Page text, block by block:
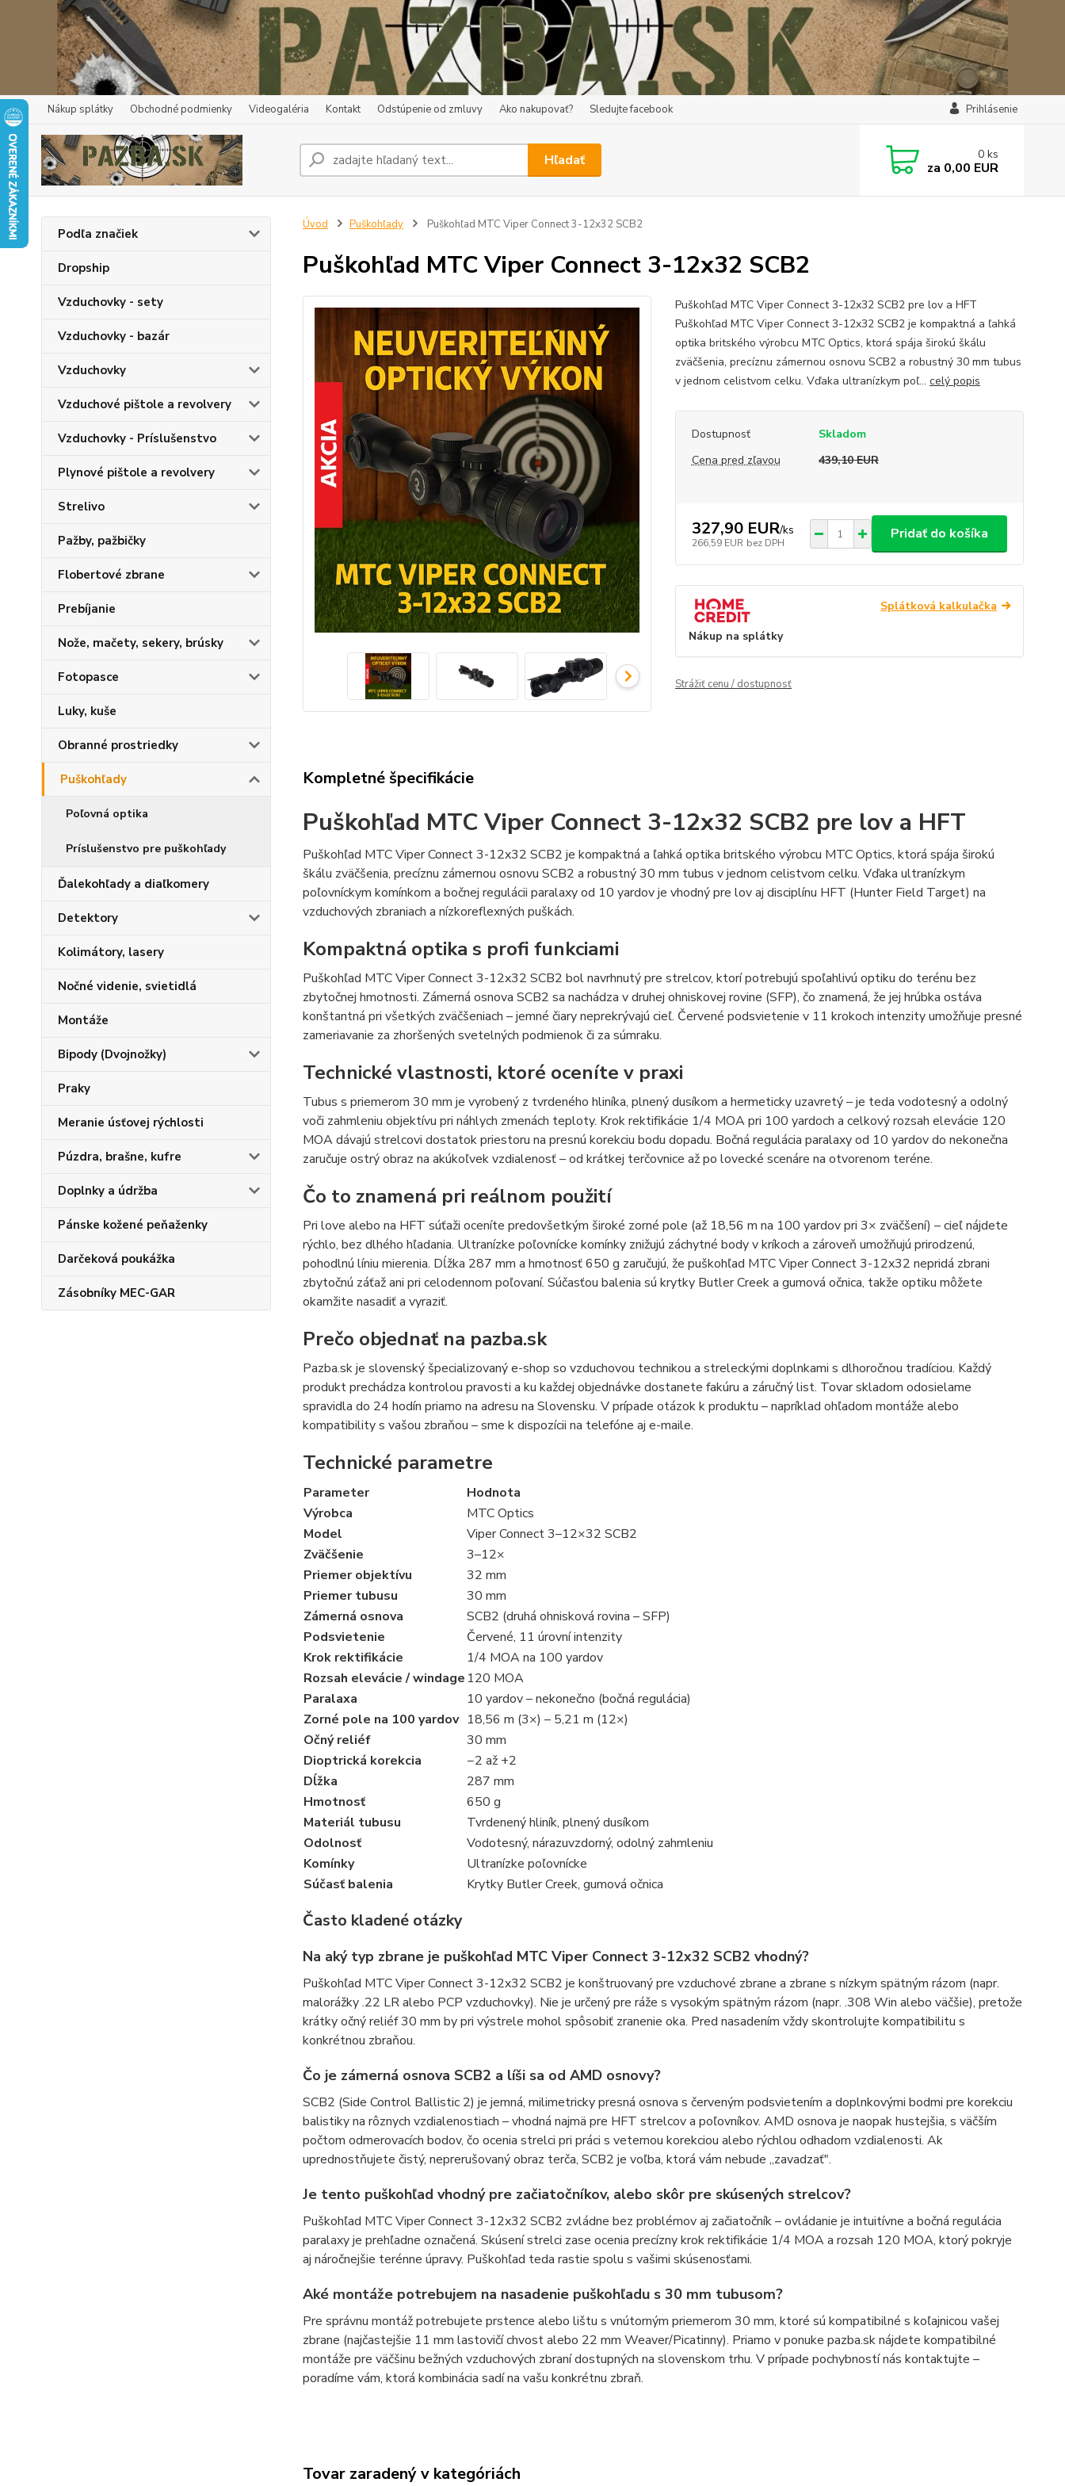
Nákup splátky Obchodné podmienky Videogaléria Kontakt Odstúpenie od zmluvy Ako nakupovať? Sledujte facebook Prihlásenie
Hľadať 0 ks
za 0,00 EUR
Podľa značiek
Dropship
Vzduchovky - sety
Vzduchovky - bazár
Vzduchovky
Vzduchové pištole a revolvery
Vzduchovky - Príslušenstvo
Plynové pištole a revolvery
Strelivo
Pažby, pažbičky
Flobertové zbrane
Prebíjanie
Nože, mačety, sekery, brúsky
Fotopasce
Luky, kuše
Obranné prostriedky
Puškohľady
Poľovná optika
Príslušenstvo pre puškohľady
Ďalekohľady a diaľkomery
Detektory
Kolimátory, lasery
Nočné videnie, svietidlá
Montáže
Bipody (Dvojnožky)
Praky
Meranie úsťovej rýchlosti
Púzdra, brašne, kufre
Doplnky a údržba
Pánske kožené peňaženky
Darčeková poukážka
Zásobníky MEC-GAR
Úvod Puškohľady Puškohľad MTC Viper Connect 3-12x32 SCB2
Puškohľad MTC Viper Connect 3-12x32 SCB2
Puškohľad MTC Viper Connect 3-12x32 SCB2 pre lov a HFT
Puškohľad MTC Viper Connect 3-12x32 SCB2 je kompaktná a ľahká
optika britského výrobcu MTC Optics, ktorá spája širokú škálu
zväčšenia, precíznu zámernou osnovu SCB2 a robustný 30 mm tubus
v jednom celistvom celku. Vďaka ultranízkym poľ... celý popis
Dostupnosť
Skladom
Cena pred zľavou
439,10 EUR
327,90 EUR/ks
266,59 EUR bez DPH
Pridať do košíka
Splátková kalkulačka
Nákup na splátky
Strážiť cenu / dostupnosť
Kompletné špecifikácie
Puškohľad MTC Viper Connect 3-12x32 SCB2 pre lov a HFT
Puškohľad MTC Viper Connect 3-12x32 SCB2 je kompaktná a ľahká optika britského výrobcu MTC Optics, ktorá spája širokú
škálu zväčšenia, precíznu zámernou osnovu SCB2 a robustný 30 mm tubus v jednom celistvom celku. Vďaka ultranízkym
poľovníckym komínkom a bočnej regulácii paralaxy od 10 yardov je vhodný pre lov aj disciplínu HFT (Hunter Field Target) na
vzduchových zbraniach a nízkoreflexných puškách.
Kompaktná optika s profi funkciami
Puškohľad MTC Viper Connect 3-12x32 SCB2 bol navrhnutý pre strelcov, ktorí potrebujú spoľahlivú optiku do terénu bez
zbytočnej hmotnosti. Zámerná osnova SCB2 sa nachádza v druhej ohniskovej rovine (SFP), čo znamená, že jej hrúbka ostáva
konštantná pri všetkých zväčšeniach – jemné čiary neprekrývajú cieľ. Červené podsvietenie v 11 krokoch intenzity umožňuje presné
zameriavanie za zhoršených svetelných podmienok či za súmraku.
Technické vlastnosti, ktoré oceníte v praxi
Tubus s priemerom 30 mm je vyrobený z tvrdeného hliníka, plnený dusíkom a hermeticky uzavretý – je teda vodotesný a odolný
voči zahmleniu objektívu pri náhlych zmenách teploty. Krok rektifikácie 1/4 MOA pri 100 yardoch a celkový rozsah elevácie 120
MOA dávajú strelcovi dostatok priestoru na presnú korekciu bodu dopadu. Bočná regulácia paralaxy od 10 yardov do nekonečna
zaručuje ostrý obraz na akúkoľvek vzdialenosť – od krátkej terčovnice až po lovecké scenáre na otvorenom teréne.
Čo to znamená pri reálnom použití
Pri love alebo na HFT súťaži oceníte predovšetkým široké zorné pole (až 18,56 m na 100 yardov pri 3× zväčšení) – cieľ nájdete
rýchlo, bez dlhého hľadania. Ultranízke poľovnícke komínky znižujú záchytné body v kríkoch a zároveň umožňujú prirodzenú,
pohodlnú líniu mierenia. Dĺžka 287 mm a hmotnosť 650 g zaručujú, že puškohľad MTC Viper Connect 3-12x32 nepridá zbrani
zbytočnú záťaž ani pri celodennom poľovaní. Súčasťou balenia sú krytky Butler Creek a gumová očnica, takže optiku môžete
okamžite nasadiť a vyraziť.
Prečo objednať na pazba.sk
Pazba.sk je slovenský špecializovaný e-shop so vzduchovou technikou a streleckými doplnkami s dlhoročnou tradíciou. Každý
produkt prechádza kontrolou pravosti a ku každej objednávke dostanete fakúru a záručný list. Tovar skladom odosielame
spravidla do 24 hodín priamo na adresu na Slovensku. V prípade otázok k produktu – napríklad ohľadom montáže alebo
kompatibility s vašou zbraňou – sme k dispozícii na telefóne aj e-maile.
Technické parametre
Parameter
Hodnota
Výrobca
MTC Optics
Model
Viper Connect 3–12×32 SCB2
Zväčšenie
3–12×
Priemer objektívu
32 mm
Priemer tubusu
30 mm
Zámerná osnova
SCB2 (druhá ohnisková rovina – SFP)
Podsvietenie
Červené, 11 úrovní intenzity
Krok rektifikácie
1/4 MOA na 100 yardov
Rozsah elevácie / windage 120 MOA
Paralaxa
10 yardov – nekonečno (bočná regulácia)
Zorné pole na 100 yardov 18,56 m (3×) – 5,21 m (12×)
Očný reliéf
30 mm
Dioptrická korekcia
−2 až +2
Dĺžka
287 mm
Hmotnosť
650 g
Materiál tubusu
Tvrdenený hliník, plnený dusíkom
Odolnosť
Vodotesný, nárazuvzdorný, odolný zahmleniu
Komínky
Ultranízke poľovnícke
Súčasť balenia
Krytky Butler Creek, gumová očnica
Často kladené otázky
Na aký typ zbrane je puškohľad MTC Viper Connect 3-12x32 SCB2 vhodný?
Puškohľad MTC Viper Connect 3-12x32 SCB2 je konštruovaný pre vzduchové zbrane a zbrane s nízkym spätným rázom (napr.
malorážky .22 LR alebo PCP vzduchovky). Nie je určený pre ráže s vysokým spätným rázom (napr. .308 Win alebo väčšie), pretože
krátky očný reliéf 30 mm by pri výstrele mohol spôsobiť zranenie oka. Pred nasadením vždy skontrolujte kompatibilitu s
konkrétnou zbraňou.
Čo je zámerná osnova SCB2 a líši sa od AMD osnovy?
SCB2 (Side Control Ballistic 2) je jemná, milimetricky presná osnova s červeným podsvietením a doplnkovými bodmi pre korekciu
balistiky na rôznych vzdialenostiach – vhodná najmä pre HFT strelcov a poľovníkov. AMD osnova je naopak hustejšia, s väčším
počtom odmerovacích bodov, čo ocenia strelci pri práci s veternou korekciou alebo rýchlou odhadom vzdialenosti. Ak
uprednostňujete čistý, neprerušovaný obraz terča, SCB2 je voľba, ktorá vám nebude „zavadzať".
Je tento puškohľad vhodný pre začiatočníkov, alebo skôr pre skúsených strelcov?
Puškohľad MTC Viper Connect 3-12x32 SCB2 zvládne bez problémov aj začiatočník – ovládanie je intuitívne a bočná regulácia
paralaxy je prehľadne označená. Skúsení strelci zase ocenia precízny krok rektifikácie 1/4 MOA a rozsah 120 MOA, ktorý pokryje
aj náročnejšie terénne úpravy. Puškohľad teda rastie spolu s vašimi skúsenosťami.
Aké montáže potrebujem na nasadenie puškohľadu s 30 mm tubusom?
Pre správnu montáž potrebujete prstence alebo lištu s vnútorným priemerom 30 mm, ktoré sú kompatibilné s koľajnicou vašej
zbrane (najčastejšie 11 mm lastovičí chvost alebo 22 mm Weaver/Picatinny). Priamo v ponuke pazba.sk nájdete kompatibilné
montáže pre väčšinu bežných vzduchových zbraní dostupných na slovenskom trhu. V prípade pochybností nás kontaktujte –
poradíme vám, ktorá kombinácia sadí na vašu konkrétnu zbraň.
Tovar zaradený v kategóriách